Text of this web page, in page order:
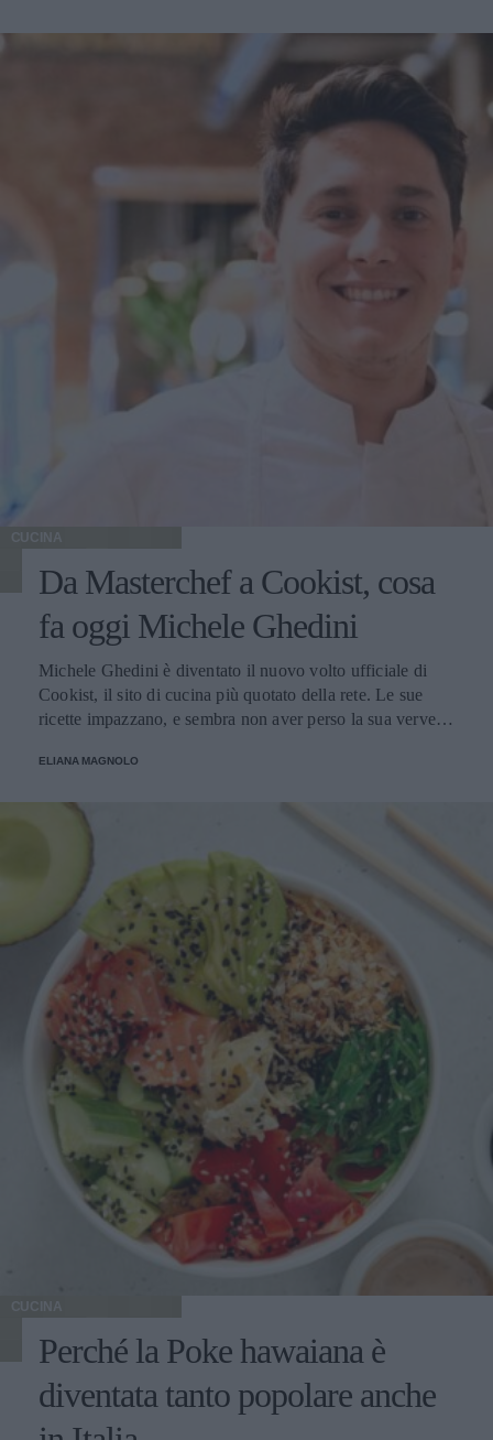
CUCINA
Da Masterchef a Cookist, cosa
fa oggi Michele Ghedini
Michele Ghedini è diventato il nuovo volto ufficiale di
Cookist, il sito di cucina più quotato della rete. Le sue
ricette impazzano, e sembra non aver perso la sua verve
veramente stupendo.
ELIANA MAGNOLO
CUCINA
Perché la Poke hawaiana è
diventata tanto popolare anche